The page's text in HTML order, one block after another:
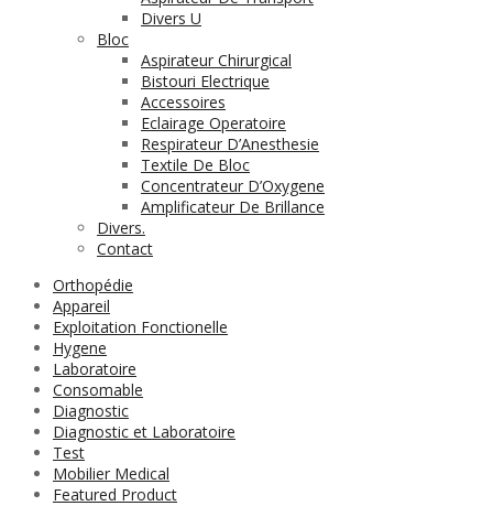
Divers U
Bloc
Aspirateur Chirurgical
Bistouri Electrique
Accessoires
Eclairage Operatoire
Respirateur D’Anesthesie
Textile De Bloc
Concentrateur D’Oxygene
Amplificateur De Brillance
Divers.
Contact
Orthopédie
Appareil
Exploitation Fonctionelle
Hygene
Laboratoire
Consomable
Diagnostic
Diagnostic et Laboratoire
Test
Mobilier Medical
Featured Product